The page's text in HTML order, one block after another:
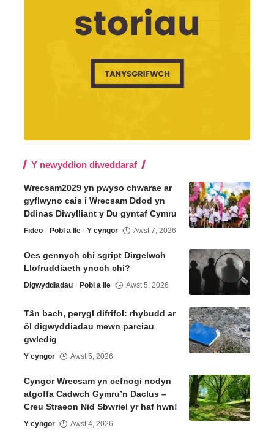
Y newyddion diweddaraf
Wrecsam2029 yn pwyso chwarae ar
gyflwyno cais i Wrecsam Ddod yn
Ddinas Diwylliant y Du gyntaf Cymru
Fideo Pobl a lle Y cyngor Awst 7, 2026
Oes gennych chi sgript Dirgelwch
Llofruddiaeth ynoch chi?
Digwyddiadau Pobl a lle Awst 5, 2026
Tân bach, perygl difrifol: rhybudd ar
ôl digwyddiadau mewn parciau
gwledig
Y cyngor Awst 5, 2026
Cyngor Wrecsam yn cefnogi nodyn
atgoffa Cadwch Gymru’n Daclus –
Creu Straeon Nid Sbwriel yr haf hwn!
Y cyngor Awst 4, 2026